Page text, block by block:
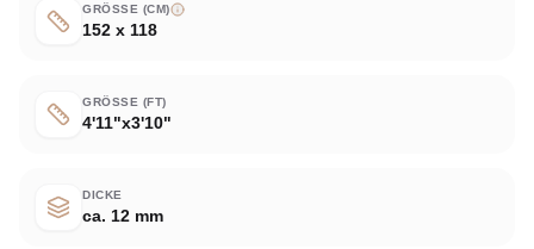
GRÖSSE (CM)
152 x 118
GRÖSSE (FT)
4'11"x3'10"
DICKE
ca. 12 mm